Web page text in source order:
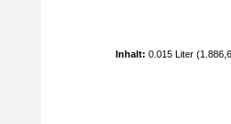
Inhalt: 0.015 Liter